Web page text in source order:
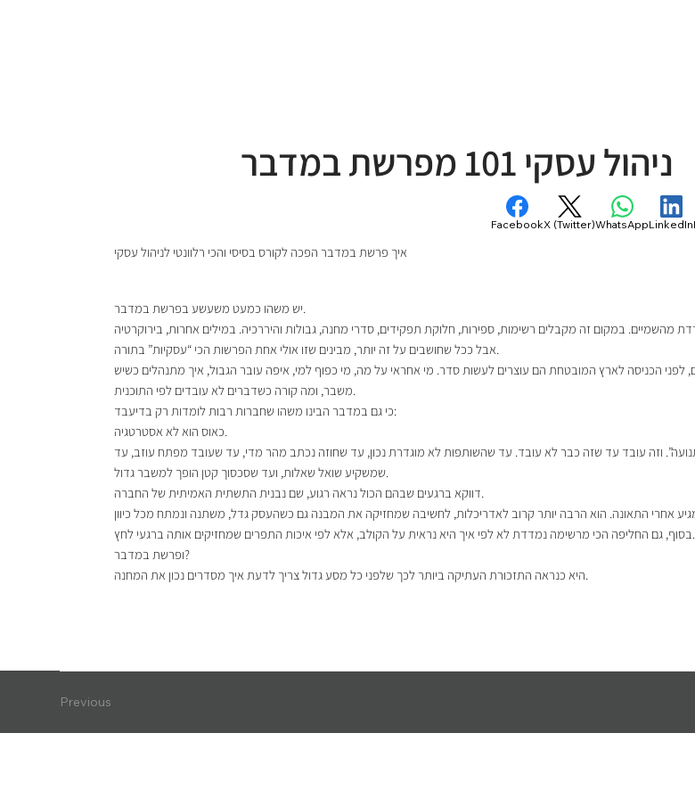
ניהול עסקי 101 מפרשת במדבר
FacebookX (Twitter)WhatsAppLinkedIn
איך פרשת במדבר הפכה לקורס בסיסי והכי רלוונטי לניהול עסקי
יש משהו כמעט משעשע בפרשת במדבר.
אבל ככל שחושבים על זה יותר, מבינים שזו אולי אחת הפרשות הכי “עסקיות” בתורה.
לפני הכניסה לארץ המובטחת הם עוצרים לעשות סדר. מי אחראי על מה, מי כפוף למי, איפה עובר הגבול, איך מתנהלים כשיש
משבר, ומה קורה כשדברים לא עובדים לפי התוכנית.
כי גם במדבר הבינו משהו שחברות רבות לומדות רק בדיעבד:
כאוס הוא לא אסטרטגיה.
וזה עובד עד שזה כבר לא עובד. עד שהשותפות לא מוגדרת נכון, עד שחוזה נכתב מהר מדי, עד שעובד מפתח עוזב, עד
שמשקיע שואל שאלות, ועד שסכסוך קטן הופך למשבר גדול.
דווקא ברגעים שבהם הכול נראה רגוע, שם נבנית התשתית האמיתית של החברה.
בסוף, גם החליפה הכי מרשימה נמדדת לא לפי איך היא נראית על הקולב, אלא לפי איכות התפרים שמחזיקים אותה ברגעי לחץ.
ופרשת במדבר?
היא כנראה התזכורת העתיקה ביותר לכך שלפני כל מסע גדול צריך לדעת איך מסדרים נכון את המחנה.
Previous